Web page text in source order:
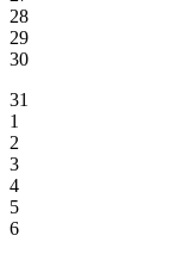
28
29
30
31
1
2
3
4
5
6